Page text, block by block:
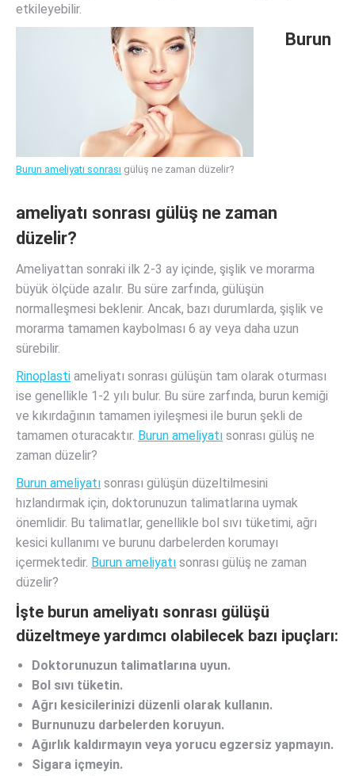
etkileyebilir.
Burun ameliyatı sonrası gülüş ne zaman düzelir?
Burun
ameliyatı sonrası gülüş ne zaman
düzelir?
Ameliyattan sonraki ilk 2-3 ay içinde, şişlik ve morarma
büyük ölçüde azalır. Bu süre zarfında, gülüşün
normalleşmesi beklenir. Ancak, bazı durumlarda, şişlik ve
morarma tamamen kaybolması 6 ay veya daha uzun
sürebilir.
Rinoplasti ameliyatı sonrası gülüşün tam olarak oturması
ise genellikle 1-2 yılı bulur. Bu süre zarfında, burun kemiği
ve kıkırdağının tamamen iyileşmesi ile burun şekli de
tamamen oturacaktır. Burun ameliyatı sonrası gülüş ne
zaman düzelir?
Burun ameliyatı sonrası gülüşün düzeltilmesini
hızlandırmak için, doktorunuzun talimatlarına uymak
önemlidir. Bu talimatlar, genellikle bol sıvı tüketimi, ağrı
kesici kullanımı ve burunu darbelerden korumayı
içermektedir. Burun ameliyatı sonrası gülüş ne zaman
düzelir?
İşte burun ameliyatı sonrası gülüşü
düzeltmeye yardımcı olabilecek bazı ipuçları:
Doktorunuzun talimatlarına uyun.
Bol sıvı tüketin.
Ağrı kesicilerinizi düzenli olarak kullanın.
Burnunuzu darbelerden koruyun.
Ağırlık kaldırmayın veya yorucu egzersiz yapmayın.
Sigara içmeyin.